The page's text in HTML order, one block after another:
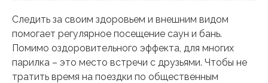
Следить за своим здоровьем и внешним видом
помогает регулярное посещение саун и бань.
Помимо оздоровительного эффекта, для многих
парилка – это место встречи с друзьями. Чтобы не
тратить время на поездки по общественным